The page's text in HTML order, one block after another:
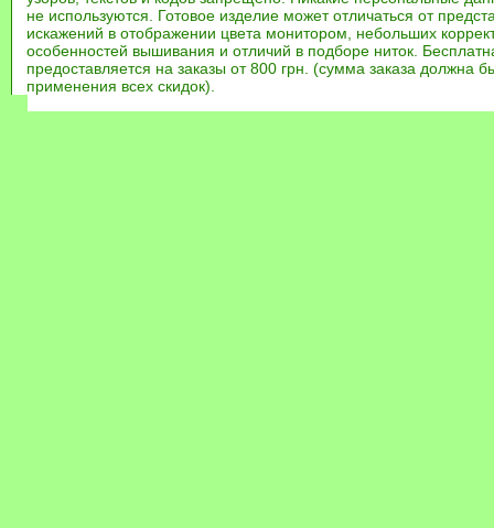
не используются. Готовое изделие может отличаться от
искажений в отображении цвета монитором, небольших
особенностей вышивания и отличий в подборе ниток.
предоставляется на заказы от 800 грн. (сумма заказа должна
применения всех скидок).